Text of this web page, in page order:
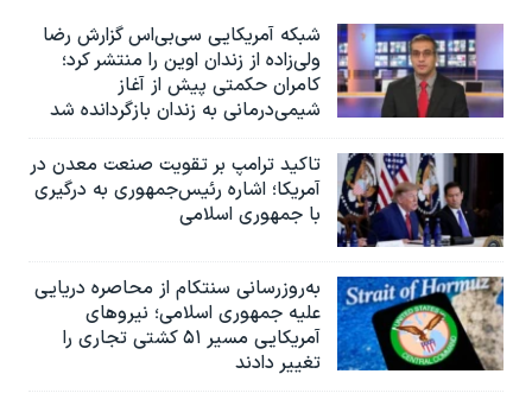
شبکه آمریکایی سی‌بی‌‌اس گزارش رضا
ولی‌زاده از زندان اوین را منتشر کرد؛
کامران حکمتی پیش از آغاز
شیمی‌درمانی به زندان بازگردانده شد
تاکید ترامپ بر تقویت صنعت معدن در
آمریکا؛ اشاره رئیس‌جمهوری به درگیری
با جمهوری اسلامی
به‌روزرسانی سنتکام از محاصره دریایی
علیه جمهوری اسلامی؛ نیروهای
آمریکایی مسیر ۵۱ کشتی تجاری را
تغییر دادند